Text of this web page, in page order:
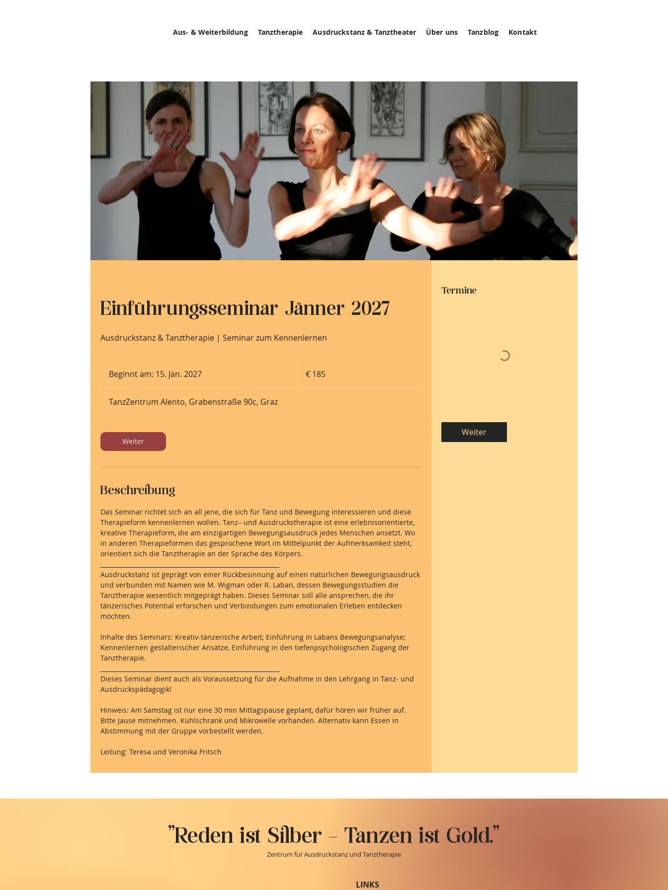
Aus- & Weiterbildung Tanztherapie Ausdruckstanz & Tanztheater Über uns Tanzblog Kontakt
Einführungsseminar Jänner 2027
Ausdruckstanz & Tanztherapie | Seminar zum Kennenlernen
Beginnt am: 15. Jän. 2027
e
g
m
ä
n
.
2
0
2
€ 185
TanzZentrum Alento, Grabenstraße 90c, Graz
Weiter
Beschreibung
Das Seminar richtet sich an all jene, die sich für Tanz und Bewegung interessieren und diese
Therapieform kennenlernen wollen. Tanz– und Ausdruckstherapie ist eine erlebnisorientierte,
kreative Therapieform, die am einzigartigen Bewegungsausdruck jedes Menschen ansetzt. Wo
in anderen Therapieformen das gesprochene Wort im Mittelpunkt der Aufmerksamkeit steht,
orientiert sich die Tanztherapie an der Sprache des Körpers.
Ausdruckstanz ist geprägt von einer Rückbesinnung auf einen natürlichen Bewegungsausdruck
und verbunden mit Namen wie M. Wigman oder R. Laban, dessen Bewegungsstudien die
Tanztherapie wesentlich mitgeprägt haben. Dieses Seminar soll alle ansprechen, die ihr
tänzerisches Potential erforschen und Verbindungen zum emotionalen Erleben entdecken
möchten.
Inhalte des Seminars: Kreativ-tänzerische Arbeit; Einführung in Labans Bewegungsanalyse;
Kennenlernen gestalterischer Ansätze, Einführung in den tiefenpsychologischen Zugang der
Tanztherapie.
Dieses Seminar dient auch als Voraussetzung für die Aufnahme in den Lehrgang in Tanz- und
Ausdruckspädagogik!
Hinweis: Am Samstag ist nur eine 30 min Mittagspause geplant, dafür hören wir früher auf.
Bitte Jause mitnehmen. Kühlschrank und Mikrowelle vorhanden. Alternativ kann Essen in
Abstimmung mit der Gruppe vorbestellt werden.
Leitung: Teresa und Veronika Fritsch
Termine
Weiter
"Reden ist Silber - Tanzen ist Gold."
Zentrum für Ausdruckstanz und Tanztherapie
LINKS